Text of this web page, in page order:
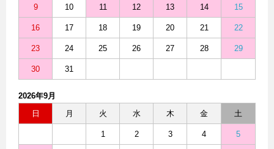
9 10 11 12 13 14 15
16 17 18 19 20 21 22
23 24 25 26 27 28 29
30 31
2026年9月
日
月 火 水 木 金 土
1 2 3 4 5